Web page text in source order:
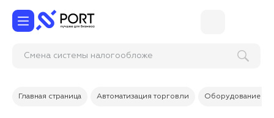
Смена системы налогообл
Главная страница Автоматизация торговли Оборудование